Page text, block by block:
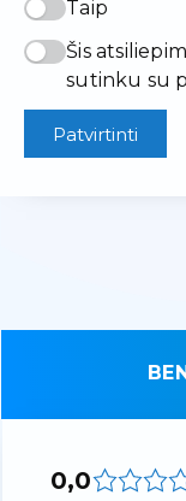
Taip
Šis
sutinku su
Patvirtinti
0,0